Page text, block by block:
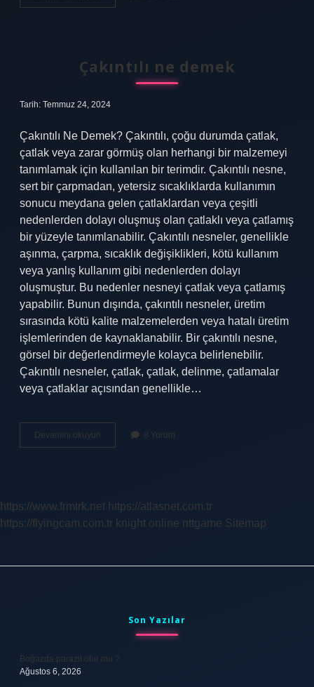
en
Çakıntılı ne demek
Tarih: Temmuz 24, 2024
Çakıntılı Ne Demek? Çakıntılı, çoğu durumda çatlak,
çatlak veya zarar görmüş olan herhangi bir malzemeyi
tanımlamak için kullanılan bir terimdir. Çakıntılı nesne,
sert bir çarpmadan, yetersiz sıcaklıklarda kullanımın
sonucu meydana gelen çatlaklardan veya çeşitli
nedenlerden dolayı oluşmuş olan çatlaklı veya çatlamış
bir yüzeyle tanımlanabilir. Çakıntılı nesneler, genellikle
aşınma, çarpma, sıcaklık değişiklikleri, kötü kullanım
veya yanlış kullanım gibi nedenlerden dolayı
oluşmuştur. Bu nedenler nesneyi çatlak veya çatlamış
yapabilir. Bunun dışında, çakıntılı nesneler, üretim
sırasında kötü kalite malzemelerden veya hatalı üretim
işlemlerinden de kaynaklanabilir. Bir çakıntılı nesne,
görsel bir değerlendirmeyle kolayca belirlenebilir.
Çakıntılı nesneler, çatlak, çatlak, delinme, çatlamalar
veya çatlaklar açısından genellikle…
Devamını okuyun
ne
8 Yorum
https://www.frmtrk.net https://atlasnet.com.tr
https://flyingcam.com.tr knight online nttgame Sitemap
Son Yazılar
Boğazda parazit olur mu ?
Ağustos 6, 2026